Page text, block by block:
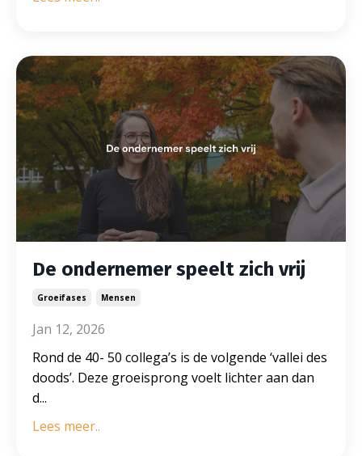
De ondernemer speelt zich vrij
Groeifases Mensen
Jan 12, 2026
Rond de 40- 50 collega’s is de volgende ‘vallei des
doods’. Deze groeisprong voelt lichter aan dan
d...
Lees meer..